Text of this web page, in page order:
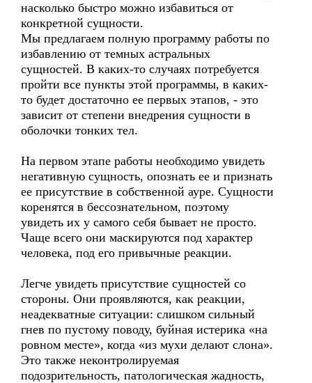
насколько быстро можно избавиться от
конкретной сущности.
Мы предлагаем полную программу работы по
избавлению от темных астральных
сущностей. В каких-то случаях потребуется
пройти все пункты этой программы, в каких-
то будет достаточно ее первых этапов, - это
зависит от степени внедрения сущности в
оболочки тонких тел.
На первом этапе работы необходимо увидеть
негативную сущность, опознать ее и признать
ее присутствие в собственной ауре. Сущности
коренятся в бессознательном, поэтому
увидеть их у самого себя бывает не просто.
Чаще всего они маскируются под характер
человека, под его привычные реакции.
Легче увидеть присутствие сущностей со
стороны. Они проявляются, как реакции,
неадекватные ситуации: слишком сильный
гнев по пустому поводу, буйная истерика «на
ровном месте», когда «из мухи делают слона».
Это также неконтролируемая
подозрительность, патологическая жадность,